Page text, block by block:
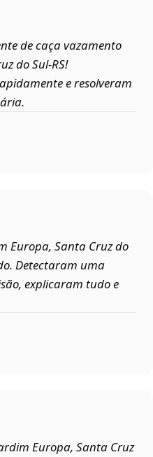
de caça vazamento
do Sul‑RS!
e resolveram
Europa, Santa Cruz do
Detectaram uma
explicaram tudo e
Europa, Santa Cruz